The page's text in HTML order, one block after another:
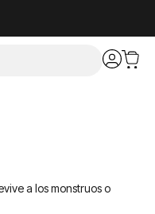
a los monstruos o